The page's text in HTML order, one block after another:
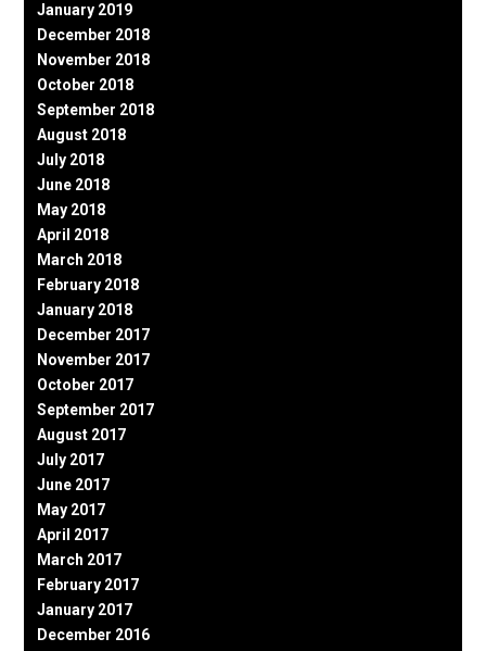
January 2019
December 2018
November 2018
October 2018
September 2018
August 2018
July 2018
June 2018
May 2018
April 2018
March 2018
February 2018
January 2018
December 2017
November 2017
October 2017
September 2017
August 2017
July 2017
June 2017
May 2017
April 2017
March 2017
February 2017
January 2017
December 2016